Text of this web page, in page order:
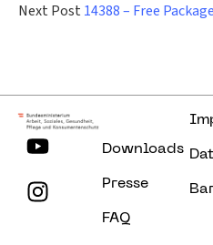
Next Post 14388 – Free Package
Downloads
Presse
FAQ